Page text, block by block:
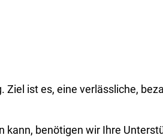
ist es, eine verlässliche,
benötigen wir Ihre